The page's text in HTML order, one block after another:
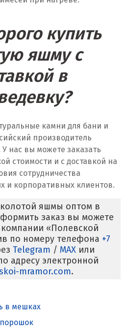
купить
яшму с
в
камни для бани и
производитель
нас вы можете заказать
стоимости и с доставкой на
сотрудничества
и корпоративных клиентов.
колотой яшмы оптом в
заказ вы можете
«Полевской
по номеру телефона +7
Telegram / MAX или
адресу электронной
mramor.com.
в мешках